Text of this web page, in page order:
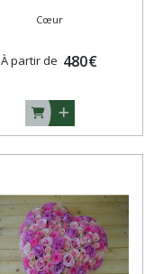
Cœur
À partir de 480€